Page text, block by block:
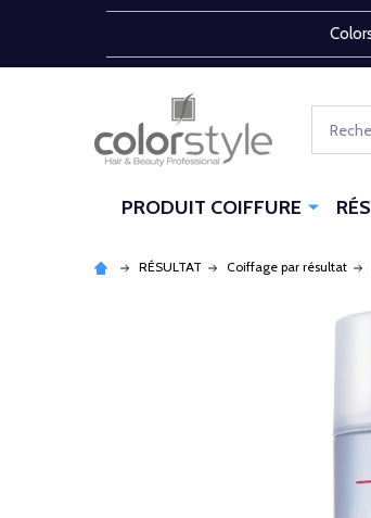
PRODUIT COIFFURE
RÉSULTAT Coiffage par résultat